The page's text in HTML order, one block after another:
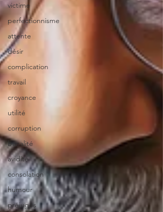
victime
perfectionnisme
attente
désir
complication
travail
croyance
utilité
corruption
banalité
avidité
consolation
humour
préjugés